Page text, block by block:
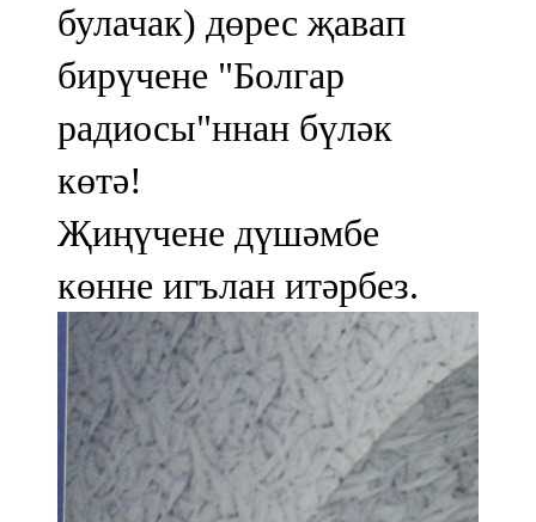
булачак) дөрес җавап
бирүчене "Болгар
радиосы"ннан бүләк
көтә!
Җиңүчене дүшәмбе
көнне игълан итәрбез.